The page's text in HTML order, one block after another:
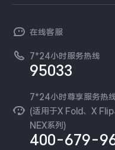
NEX系列
环保回收
安全公告
服务隐私政策
Log还原LUTs下载
vivo 企业业务
廉正合规
国补营业执照
无线电发射设备销售备案
工作机会
新闻资讯
可持续发展
vivo 蔡司影像
在线客服
7*24小时服务热线
95033
7*24小时尊享服务热
(适用于X Fold、X
NEX系列)
400-679-